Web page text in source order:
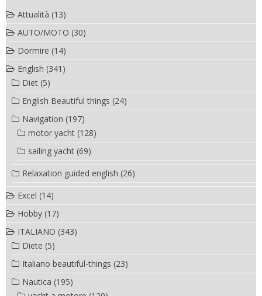
Attualità (13)
AUTO/MOTO (30)
Dormire (14)
English (341)
Diet (5)
English Beautiful things (24)
Navigation (197)
motor yacht (128)
sailing yacht (69)
Relaxation guided english (26)
Excel (14)
Hobby (17)
ITALIANO (343)
Diete (5)
Italiano beautiful-things (23)
Nautica (195)